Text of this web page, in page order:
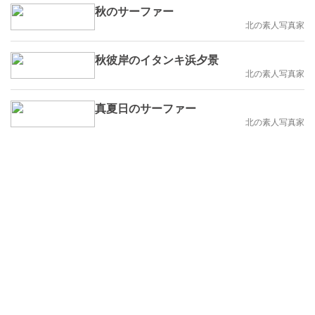
秋のサーファー
北の素人写真家
秋彼岸のイタンキ浜夕景
北の素人写真家
真夏日のサーファー
北の素人写真家